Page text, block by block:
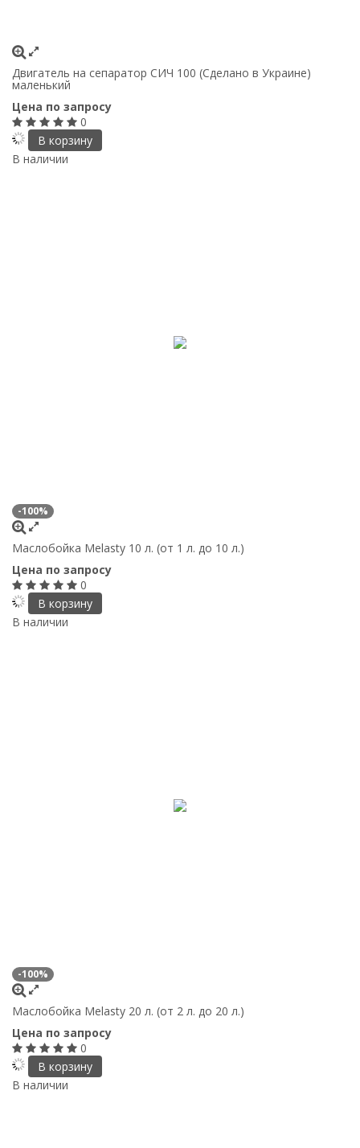
Двигатель на сепаратор СИЧ 100 (Сделано в Украине)
маленький
Цена по запросу
0
В корзину
В наличии
-100%
Маслобойка Melasty 10 л. (от 1 л. до 10 л.)
Цена по запросу
0
В корзину
В наличии
-100%
Маслобойка Melasty 20 л. (от 2 л. до 20 л.)
Цена по запросу
0
В корзину
В наличии